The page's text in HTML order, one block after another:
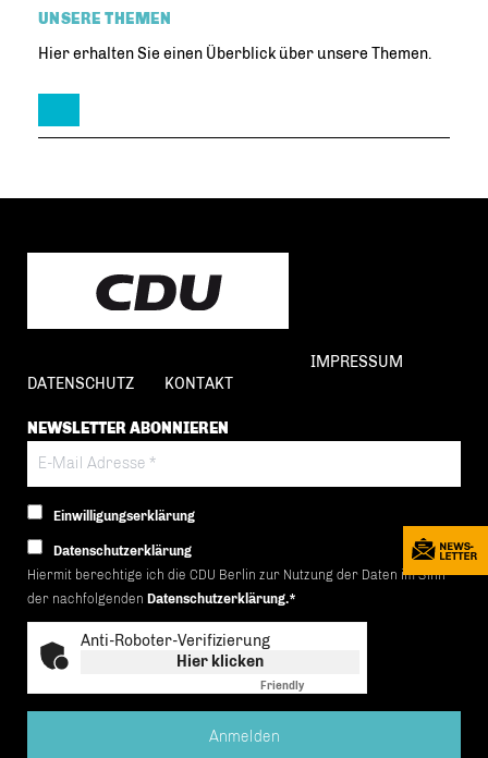
UNSERE THEMEN
Hier erhalten Sie einen Überblick über unsere Themen.
IMPRESSUM
DATENSCHUTZ
KONTAKT
NEWSLETTER ABONNIEREN
Einwilligungserklärung
Datenschutzerklärung
Hiermit berechtige ich die CDU Berlin zur Nutzung der Daten im Sinn
der nachfolgenden Datenschutzerklärung.*
Anti-Roboter-Verifizierung
Hier klicken
Friendly